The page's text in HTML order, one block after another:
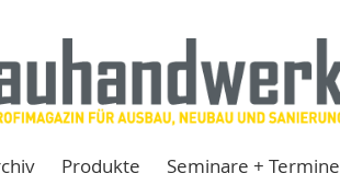
Produkte Seminare + Termine